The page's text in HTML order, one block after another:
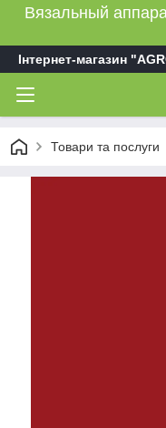
Вязальный
Інтернет-магазин
Товари та послуги